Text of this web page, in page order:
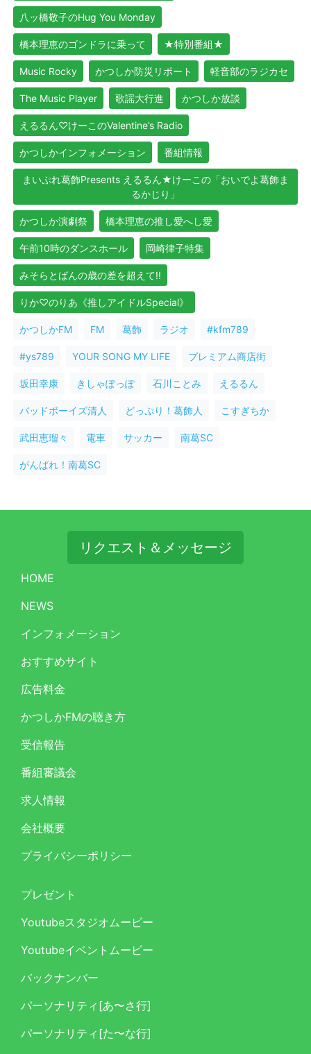
八ッ橋敬子のHug You Monday
橋本理恵のゴンドラに乗って ★特別番組★
Music Rocky かつしか防災リポート 軽音部のラジカセ
The Music Player 歌謡大行進 かつしか放談
えるるん♡けーこのValentine’s Radio
かつしかインフォメーション 番組情報
まいぷれ葛飾Presents えるるん★けーこの「おいでよ葛飾ま
るかじり」
かつしか演劇祭 橋本理恵の推し愛へし愛
午前10時のダンスホール 岡崎律子特集
みそらとばんの歳の差を超えて!!
りか♡のりあ《推しアイドルSpecial》
かつしかFM FM 葛飾 ラジオ #kfm789
#ys789 YOUR SONG MY LIFE プレミアム商店街
坂田幸康 きしゃぽっぽ 石川ことみ えるるん
バッドボーイズ清人 どっぷり！葛飾人 こすぎちか
武田恵瑠々 電車 サッカー 南葛SC
がんばれ！南葛SC
リクエスト＆メッセージ
HOME
NEWS
インフォメーション
おすすめサイト
広告料金
かつしかFMの聴き方
受信報告
番組審議会
求人情報
会社概要
プライバシーポリシー
プレゼント
Youtubeスタジオムービー
Youtubeイベントムービー
バックナンバー
パーソナリティ[あ〜さ行]
パーソナリティ[た〜な行]